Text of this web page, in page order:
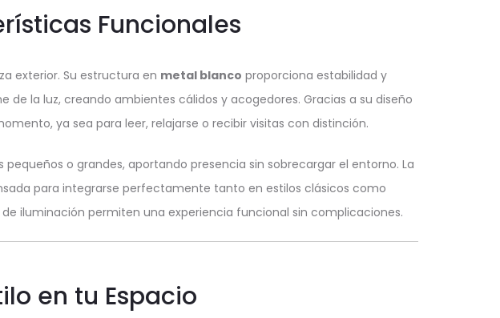
Funcionales
exterior. Su estructura en metal blanco proporciona estabilidad y
la luz, creando ambientes cálidos y acogedores. Gracias a su diseño
ya sea para leer, relajarse o recibir visitas con distinción.
o grandes, aportando presencia sin sobrecargar el entorno. La
para integrarse perfectamente tanto en estilos clásicos como
iluminación permiten una experiencia funcional sin complicaciones.
en tu Espacio